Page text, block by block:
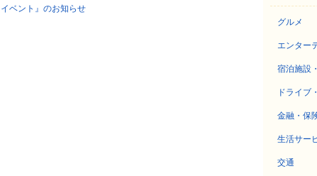
ベント』のお知らせ
グルメ
エンター
宿泊施設
ドライブ
金融・保
生活サー
交通